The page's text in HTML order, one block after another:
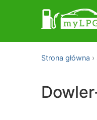
Strona główna